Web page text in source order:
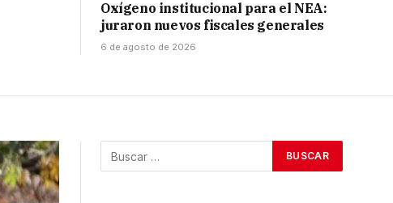
Oxígeno institucional para el NEA:
juraron nuevos fiscales generales
6 de agosto de 2026